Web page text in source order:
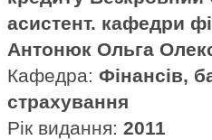
асистент. кафедри
Антонюк Ольга
Кафедра:Фінансів,
страхування
Рік видання:2011